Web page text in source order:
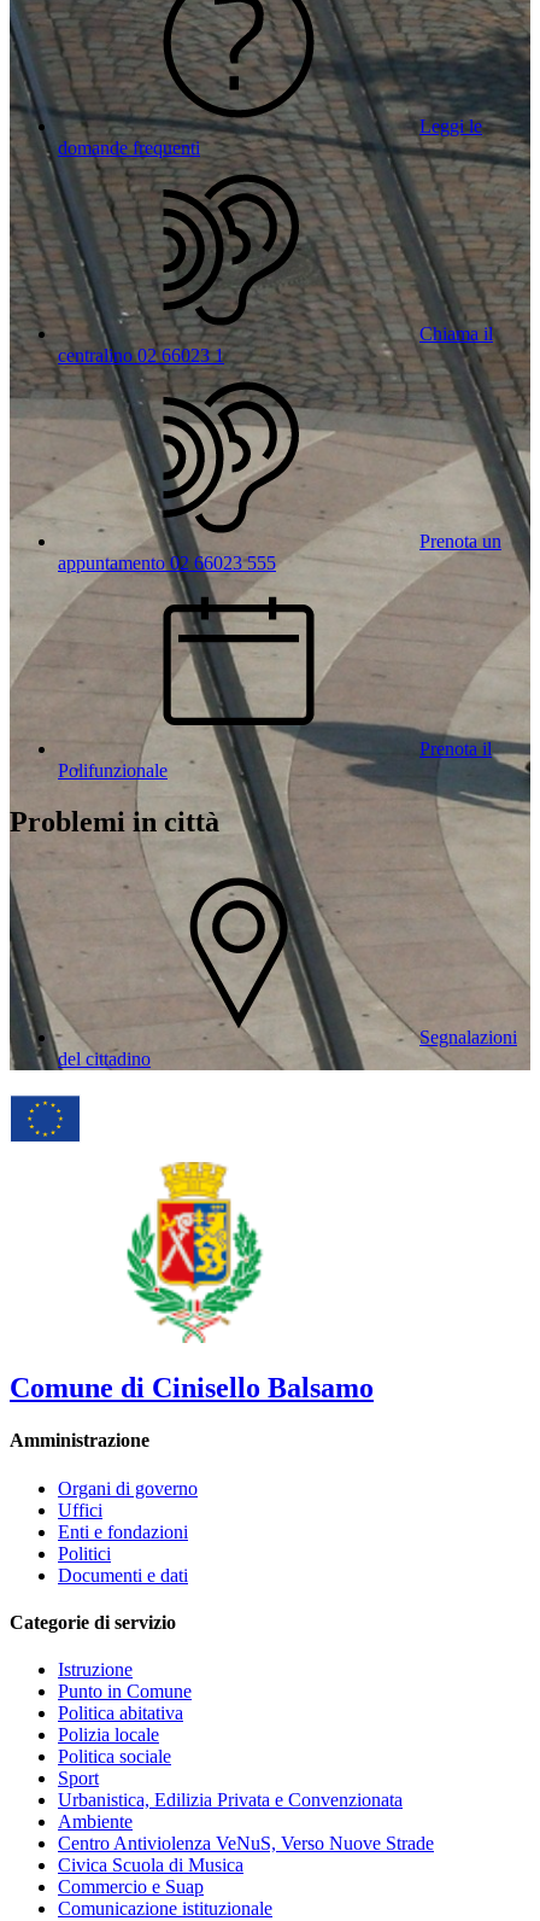
Leggi le
domande frequenti
Chiama il
centralino 02 66023 1
Prenota un
appuntamento 02 66023 555
Prenota il
Polifunzionale
Problemi in città
Segnalazioni
del cittadino
Comune di Cinisello Balsamo
Amministrazione
Organi di governo
Uffici
Enti e fondazioni
Politici
Documenti e dati
Categorie di servizio
Istruzione
Punto in Comune
Politica abitativa
Polizia locale
Politica sociale
Sport
Urbanistica, Edilizia Privata e Convenzionata
Ambiente
Centro Antiviolenza VeNuS, Verso Nuove Strade
Civica Scuola di Musica
Commercio e Suap
Comunicazione istituzionale